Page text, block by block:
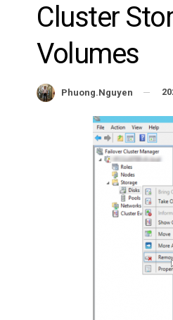
Cluster
Volumes
Phuong.nguyen